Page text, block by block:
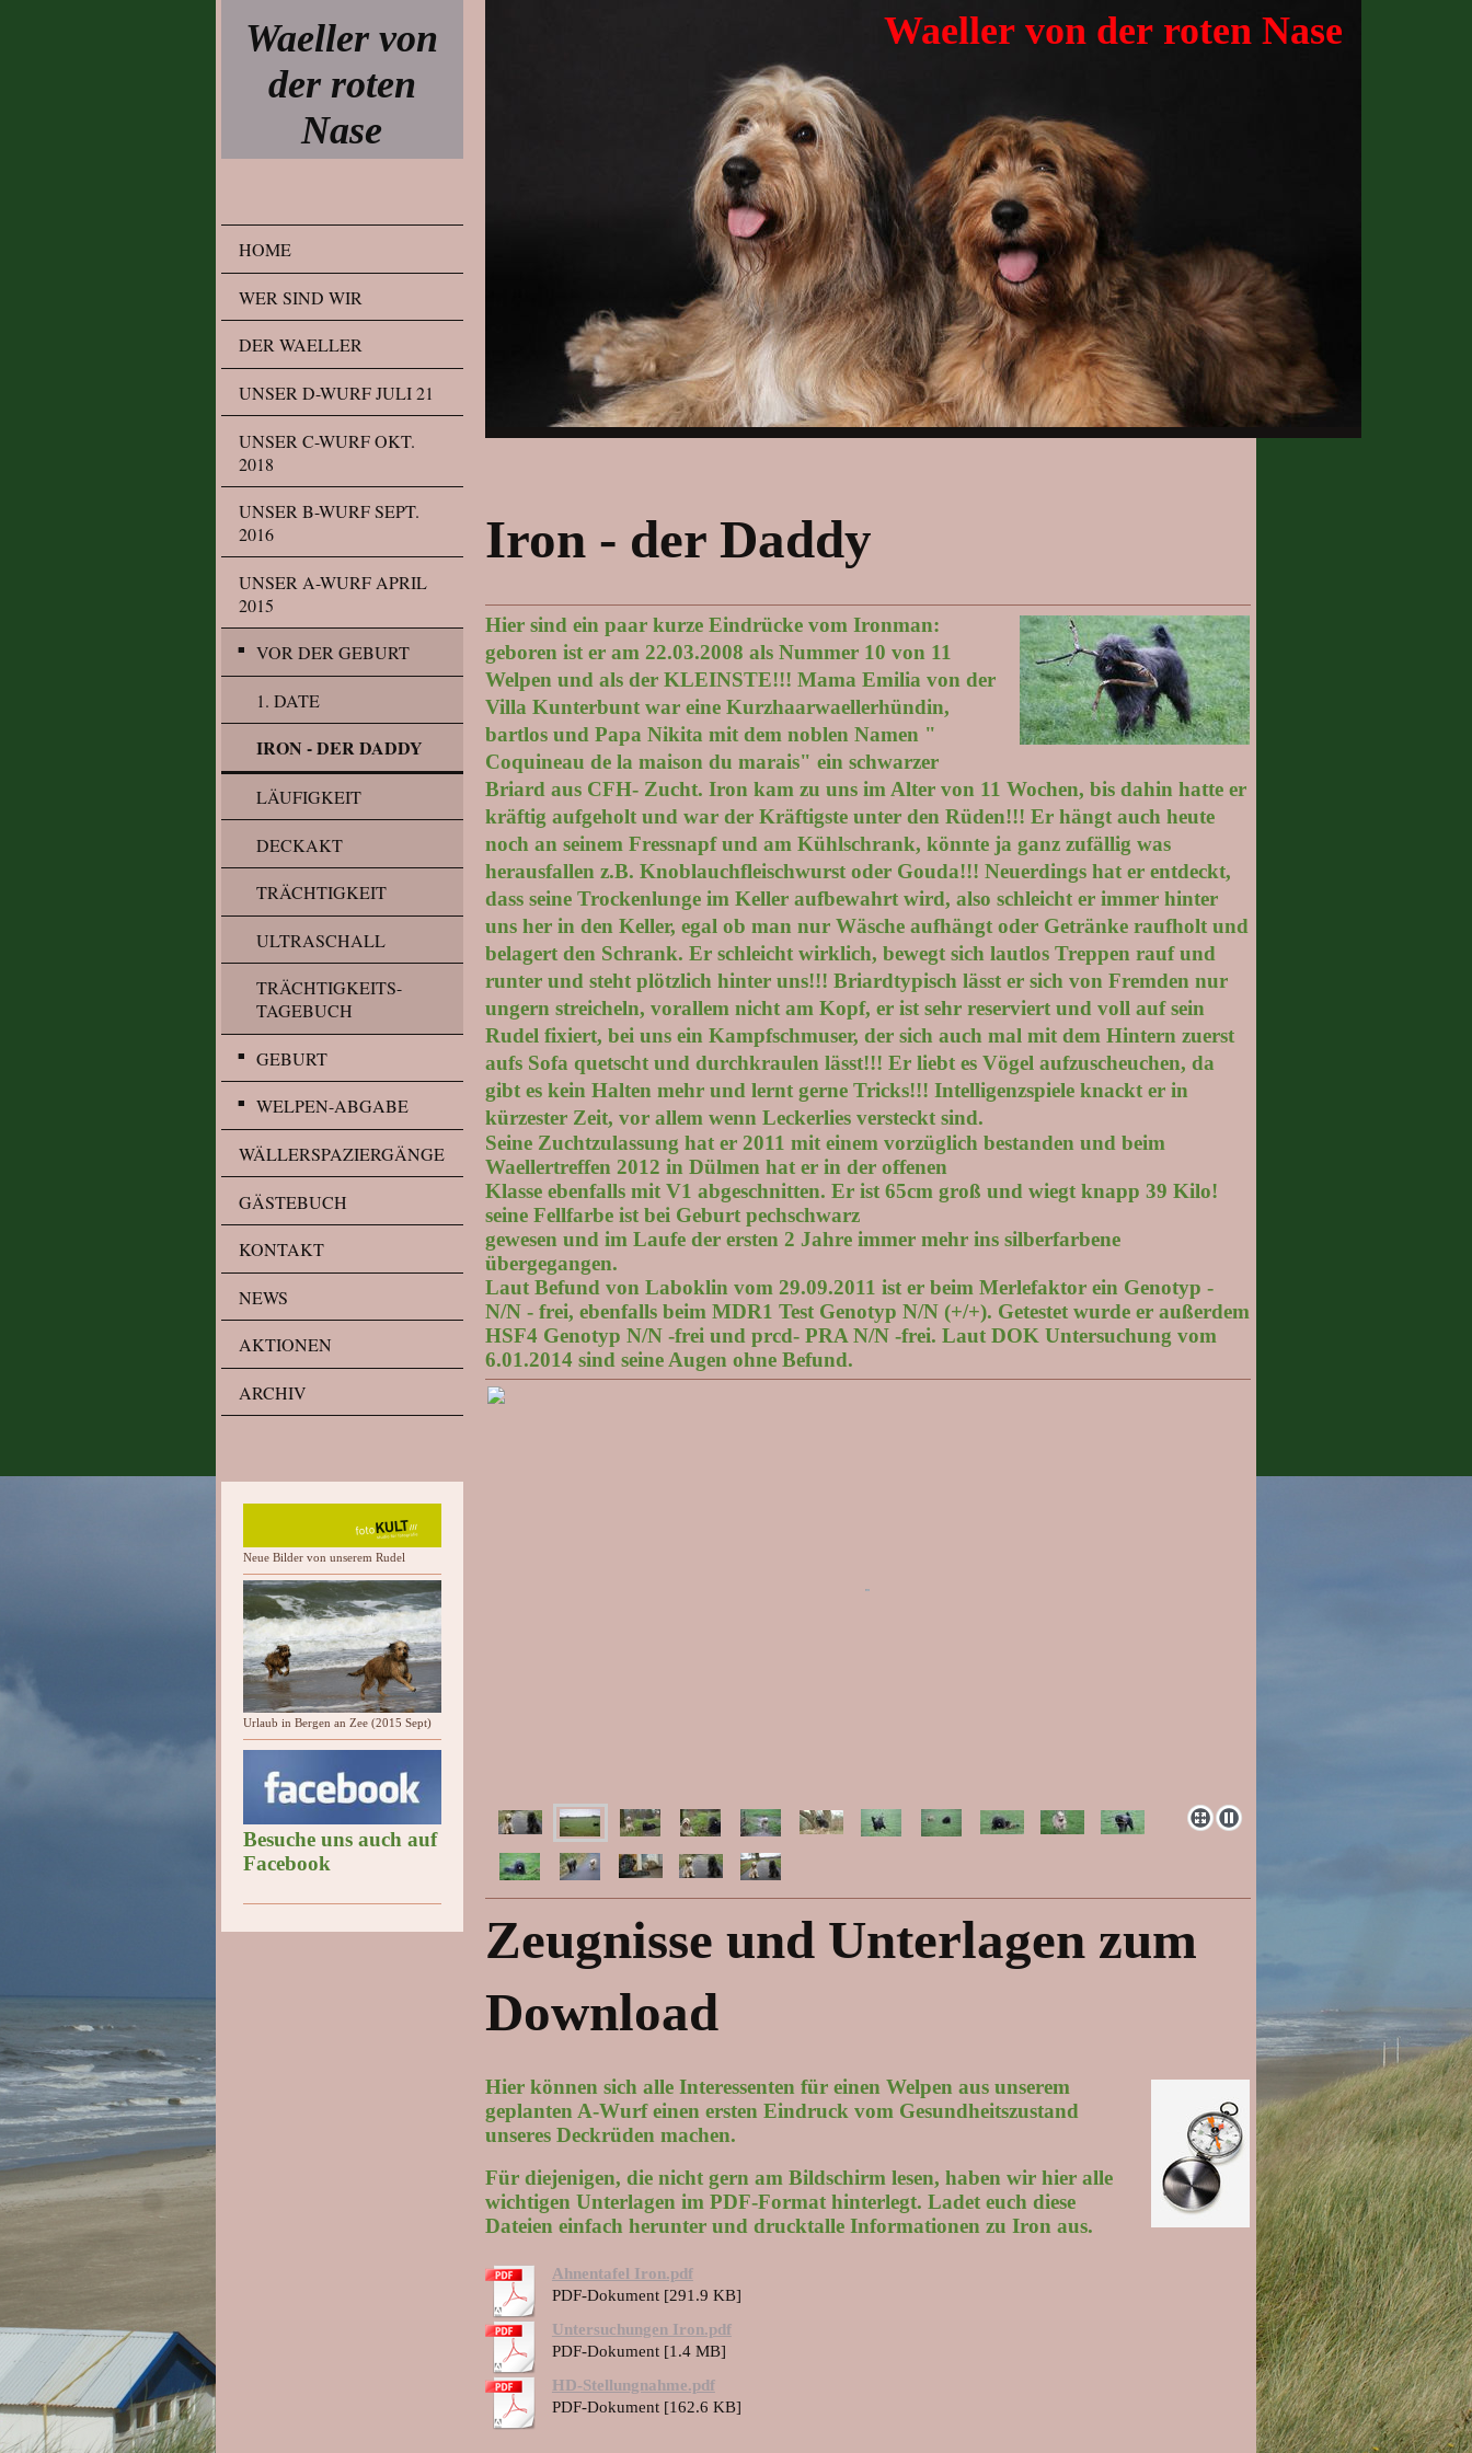
Waeller von
der roten
Nase
HOME
WER SIND WIR
DER WAELLER
UNSER D-WURF JULI 21
UNSER C-WURF OKT.
2018
UNSER B-WURF SEPT.
2016
UNSER A-WURF APRIL
2015
VOR DER GEBURT
1. DATE
IRON - DER DADDY
LÄUFIGKEIT
DECKAKT
TRÄCHTIGKEIT
ULTRASCHALL
TRÄCHTIGKEITS-
TAGEBUCH
GEBURT
WELPEN-ABGABE
WÄLLERSPAZIERGÄNGE
GÄSTEBUCH
KONTAKT
NEWS
AKTIONEN
ARCHIV
Neue Bilder von unserem Rudel
Urlaub in Bergen an Zee (2015 Sept)
Besuche uns auch auf
Facebook
Waeller von der roten Nase
Iron - der Daddy
Hier sind ein paar kurze Eindrücke vom Ironman:
geboren ist er am 22.03.2008 als Nummer 10 von 11
Welpen und als der KLEINSTE!!! Mama Emilia von der
Villa Kunterbunt war eine Kurzhaarwaellerhündin,
bartlos und Papa Nikita mit dem noblen Namen "
Coquineau de la maison du marais" ein schwarzer
Briard aus CFH- Zucht. Iron kam zu uns im Alter von 11 Wochen, bis dahin hatte er
kräftig aufgeholt und war der Kräftigste unter den Rüden!!! Er hängt auch heute
noch an seinem Fressnapf und am Kühlschrank, könnte ja ganz zufällig was
herausfallen z.B. Knoblauchfleischwurst oder Gouda!!! Neuerdings hat er entdeckt,
dass seine Trockenlunge im Keller aufbewahrt wird, also schleicht er immer hinter
uns her in den Keller, egal ob man nur Wäsche aufhängt oder Getränke raufholt und
belagert den Schrank. Er schleicht wirklich, bewegt sich lautlos Treppen rauf und
runter und steht plötzlich hinter uns!!! Briardtypisch lässt er sich von Fremden nur
ungern streicheln, vorallem nicht am Kopf, er ist sehr reserviert und voll auf sein
Rudel fixiert, bei uns ein Kampfschmuser, der sich auch mal mit dem Hintern zuerst
aufs Sofa quetscht und durchkraulen lässt!!! Er liebt es Vögel aufzuscheuchen, da
gibt es kein Halten mehr und lernt gerne Tricks!!! Intelligenzspiele knackt er in
kürzester Zeit, vor allem wenn Leckerlies versteckt sind.
Seine Zuchtzulassung hat er 2011 mit einem vorzüglich bestanden und beim
Waellertreffen 2012 in Dülmen hat er in der offenen
Klasse ebenfalls mit V1 abgeschnitten. Er ist 65cm groß und wiegt knapp 39 Kilo!
seine Fellfarbe ist bei Geburt pechschwarz
gewesen und im Laufe der ersten 2 Jahre immer mehr ins silberfarbene
übergegangen.
Laut Befund von Laboklin vom 29.09.2011 ist er beim Merlefaktor ein Genotyp -
N/N - frei, ebenfalls beim MDR1 Test Genotyp N/N (+/+). Getestet wurde er außerdem
HSF4 Genotyp N/N -frei und prcd- PRA N/N -frei. Laut DOK Untersuchung vom
6.01.2014 sind seine Augen ohne Befund.
Zeugnisse und Unterlagen zum
Download
Hier können sich alle Interessenten für einen Welpen aus unserem
geplanten A-Wurf einen ersten Eindruck vom Gesundheitszustand
unseres Deckrüden machen.
Für diejenigen, die nicht gern am Bildschirm lesen, haben wir hier alle
wichtigen Unterlagen im PDF-Format hinterlegt. Ladet euch diese
Dateien einfach herunter und drucktalle Informationen zu Iron aus.
Ahnentafel Iron.pdf
PDF-Dokument [291.9 KB]
Untersuchungen Iron.pdf
PDF-Dokument [1.4 MB]
HD-Stellungnahme.pdf
PDF-Dokument [162.6 KB]